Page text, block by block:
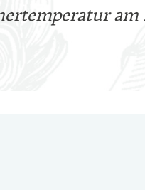
am